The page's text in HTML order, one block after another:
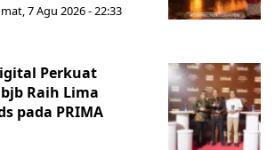
7 Agu 2026 - 22:33
Perkuat
Raih Lima
pada PRIMA